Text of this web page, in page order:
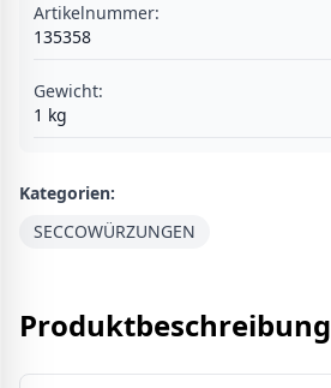
Artikelnummer:
135358
Gewicht:
1 kg
Kategorien:
SECCOWÜRZUNGEN
Produktbeschreibung